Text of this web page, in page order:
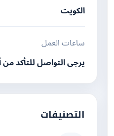
الكويت
ساعات العمل
يرجى التواصل للتأكد
التصنيفات